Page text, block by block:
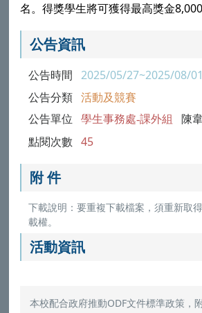
名。得獎學生將可獲得最高獎金8,000
公告資訊
公告時間 2025/05/27~2025/08/01
公告分類 活動及競賽
公告單位 學生事務處-課外組 陳
點閱次數 45
附 件
下載說明：要重複下載檔案，須重新取
載權。
活動資訊
本校配合政府推動ODF文件標準政策，